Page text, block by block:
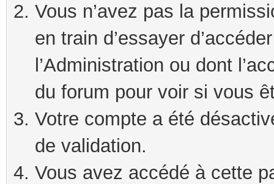
Vous n’avez pas la
en train d’essayer
l’Administration ou dont
du forum pour voir si vous
Votre compte a été
de validation.
Vous avez accédé à cette